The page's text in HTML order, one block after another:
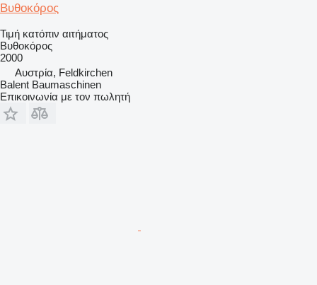
Βυθοκόρος
Τιμή κατόπιν αιτήματος
Βυθοκόρος
2000
Αυστρία, Feldkirchen
Balent Baumaschinen
Επικοινωνία με τον πωλητή